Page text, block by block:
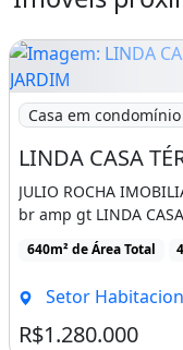
Varanda
Área
Imagem: LINDA
Casa em condomínio
JULIO ROCHA
br amp gt LINDA
640m² de Área Total
Setor
R$1.280.000